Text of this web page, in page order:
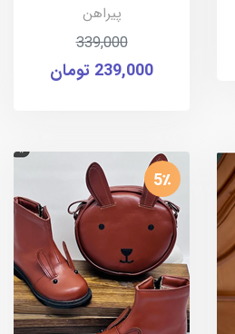
پیراهن
339,000
239,000 تومان
5٪